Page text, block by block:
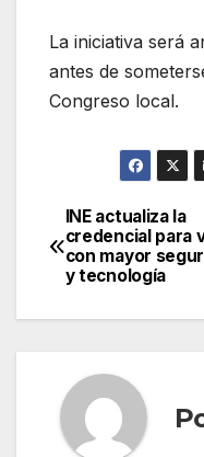
La iniciativa será
antes de
Congreso local.
de
entradas
INE actualiza la
credencial para
con mayor
y tecnología